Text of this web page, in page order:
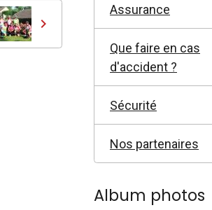
Assurance
Que faire en cas
d'accident ?
Sécurité
Nos partenaires
Album photos